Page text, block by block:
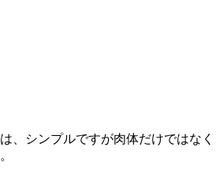
、シンプルですが肉体だけでは